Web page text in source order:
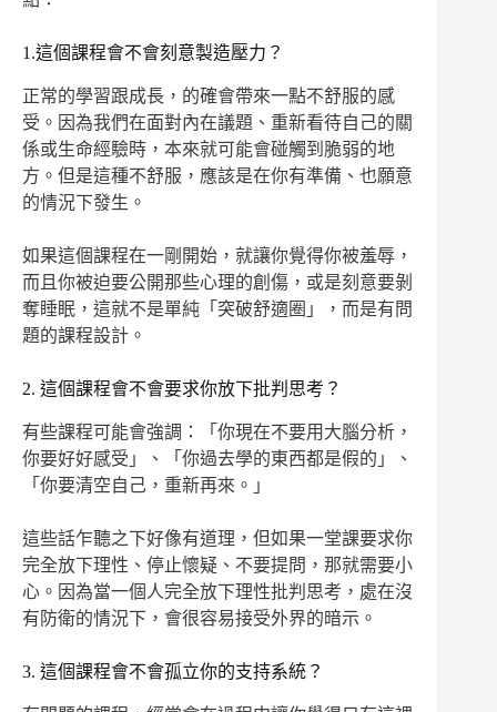
1.這個課程會不會刻意製造壓力？
正常的學習跟成長，的確會帶來一點不舒服的感
受。因為我們在面對內在議題、重新看待自己的關
係或生命經驗時，本來就可能會碰觸到脆弱的地
方。但是這種不舒服，應該是在你有準備、也願意
的情況下發生。
如果這個課程在一剛開始，就讓你覺得你被羞辱，
而且你被迫要公開那些心理的創傷，或是刻意要剝
奪睡眠，這就不是單純「突破舒適圈」，而是有問
題的課程設計。
2. 這個課程會不會要求你放下批判思考？
有些課程可能會強調：「你現在不要用大腦分析，
你要好好感受」、「你過去學的東西都是假的」、
「你要清空自己，重新再來。」
這些話乍聽之下好像有道理，但如果一堂課要求你
完全放下理性、停止懷疑、不要提問，那就需要小
心。因為當一個人完全放下理性批判思考，處在沒
有防衛的情況下，會很容易接受外界的暗示。
3. 這個課程會不會孤立你的支持系統？